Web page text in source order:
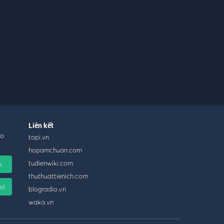
Liên kết
topi.vn
hopamchuan.com
tudienwiki.com
thuthuattienich.com
blogradio.vn
waka.vn